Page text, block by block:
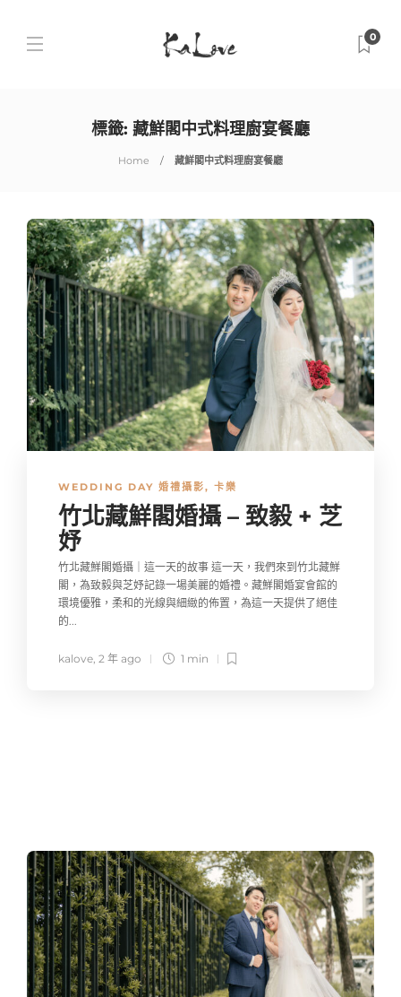
0
標籤: 藏鮮閣中式料理廚宴餐廳
Home 藏鮮閣中式料理廚宴餐廳
WEDDING DAY 婚禮攝影, 卡樂
竹北藏鮮閣婚攝 – 致毅 + 芝
妤
竹北藏鮮閣婚攝｜這一天的故事 這一天，我們來到竹北藏鮮
閣，為致毅與芝妤記錄一場美麗的婚禮。藏鮮閣婚宴會館的
環境優雅，柔和的光線與細緻的佈置，為這一天提供了絕佳
的...
kalove 2 年 ago 1 min